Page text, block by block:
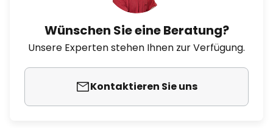
Wünschen Sie eine Beratung?
Unsere Experten stehen Ihnen zur Verfügung.
Kontaktieren Sie uns